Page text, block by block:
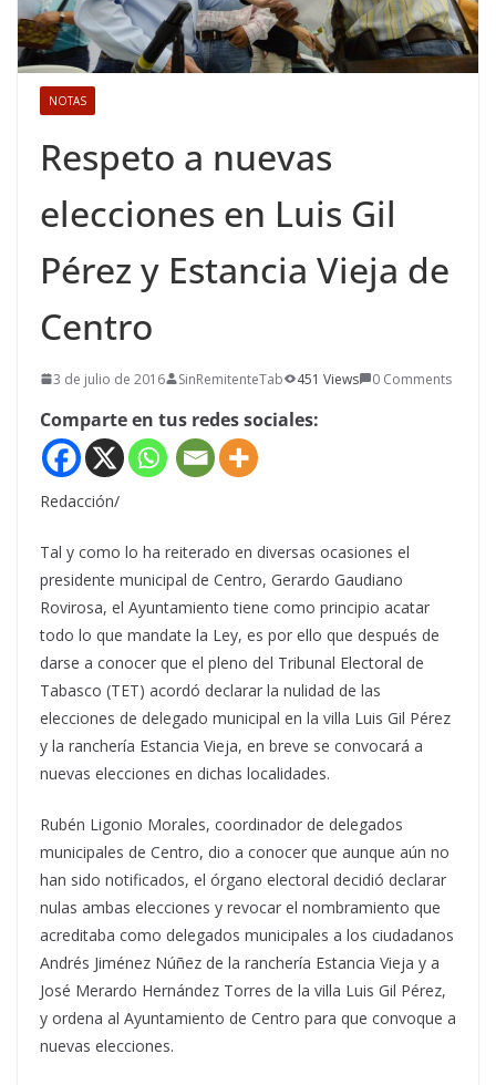
NOTAS
Respeto a nuevas
elecciones en Luis Gil
Pérez y Estancia Vieja de
Centro
3 de julio de 2016 SinRemitenteTab 451 Views 0 Comments
Comparte en tus redes sociales:
Redacción/
Tal y como lo ha reiterado en diversas ocasiones el
presidente municipal de Centro, Gerardo Gaudiano
Rovirosa, el Ayuntamiento tiene como principio acatar
todo lo que mandate la Ley, es por ello que después de
darse a conocer que el pleno del Tribunal Electoral de
Tabasco (TET) acordó declarar la nulidad de las
elecciones de delegado municipal en la villa Luis Gil Pérez
y la ranchería Estancia Vieja, en breve se convocará a
nuevas elecciones en dichas localidades.
Rubén Ligonio Morales, coordinador de delegados
municipales de Centro, dio a conocer que aunque aún no
han sido notificados, el órgano electoral decidió declarar
nulas ambas elecciones y revocar el nombramiento que
acreditaba como delegados municipales a los ciudadanos
Andrés Jiménez Núñez de la ranchería Estancia Vieja y a
José Merardo Hernández Torres de la villa Luis Gil Pérez,
y ordena al Ayuntamiento de Centro para que convoque a
nuevas elecciones.